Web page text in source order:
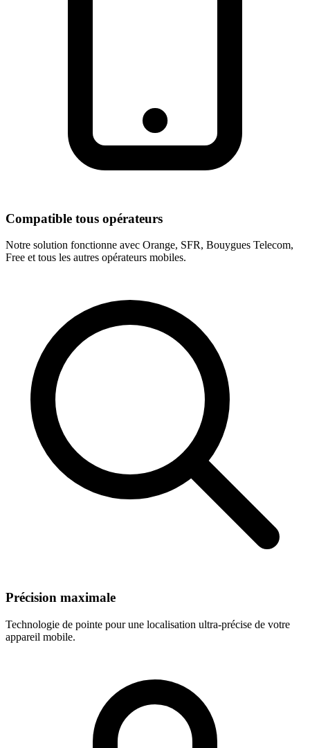
Compatible tous opérateurs
Notre solution fonctionne avec Orange, SFR, Bouygues Telecom,
Free et tous les autres opérateurs mobiles.
Précision maximale
Technologie de pointe pour une localisation ultra-précise de votre
appareil mobile.